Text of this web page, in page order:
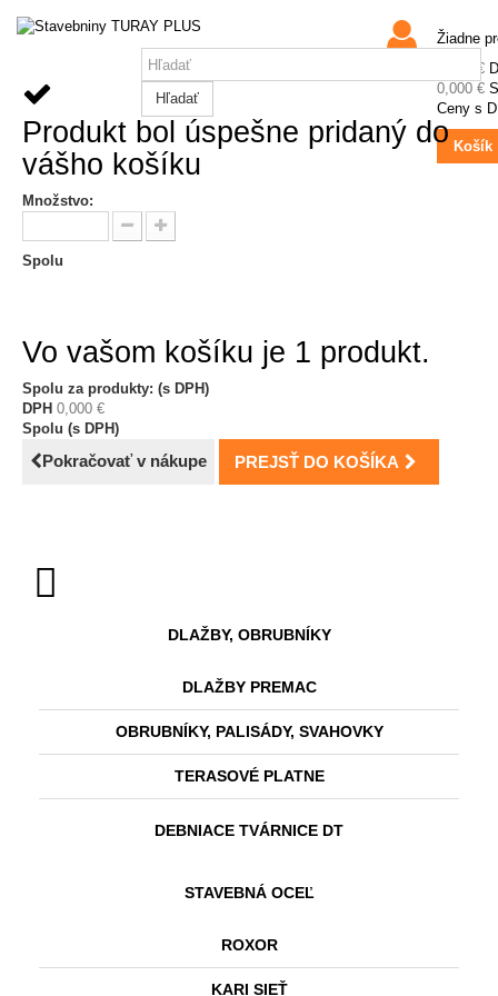
Hľadať
Žiadne
0,000 €
0,000 €
Ceny s
Košík
Produkt bol úspešne pridaný do
vášho košíku
Množstvo:
Spolu
Vo vašom košíku je 1 produkt.
Spolu za produkty: (s DPH)
DPH 0,000 €
Spolu (s DPH)
Pokračovať v nákupe PREJSŤ DO KOŠÍKA
DLAŽBY, OBRUBNÍKY
DLAŽBY PREMAC
OBRUBNÍKY, PALISÁDY, SVAHOVKY
TERASOVÉ PLATNE
DEBNIACE TVÁRNICE DT
STAVEBNÁ OCEĽ
ROXOR
KARI SIEŤ